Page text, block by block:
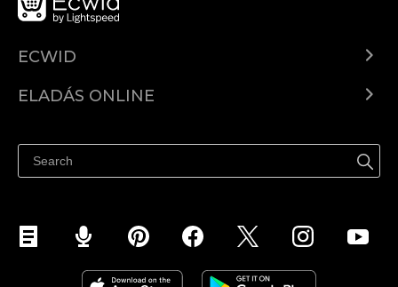
ECWID
Árkalkuláció
ELADÁS ONLINE
Eladás a Facebookon